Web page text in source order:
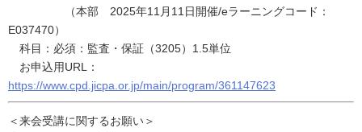
（本部 2025年11月11日開催/eラーニングコード：
E037470）
科目：必須：監査・保証（3205）1.5単位
お申込用URL：
https://www.cpd.jicpa.or.jp/main/program/361147623
＜来会受講に関するお願い＞